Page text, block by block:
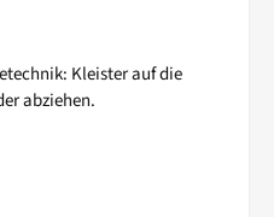
Kleister auf die
abziehen.